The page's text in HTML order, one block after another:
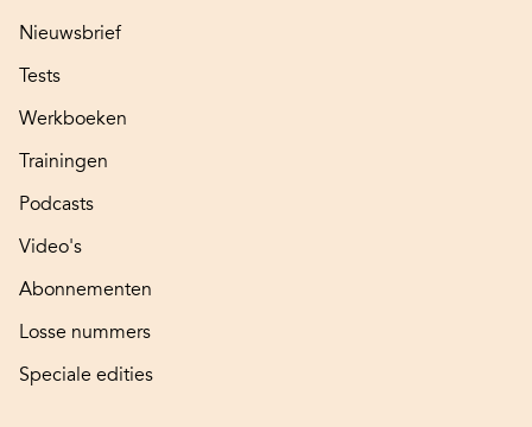
Nieuwsbrief
Tests
Werkboeken
Trainingen
Podcasts
Video's
Abonnementen
Losse nummers
Speciale edities